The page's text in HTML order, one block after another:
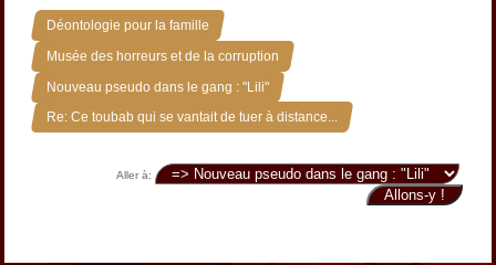
Déontologie pour la famille »
Musée des horreurs et de la corruption »
Nouveau pseudo dans le gang : "Lili" »
Re: Ce toubab qui se vantait de tuer à distance...
Aller à: